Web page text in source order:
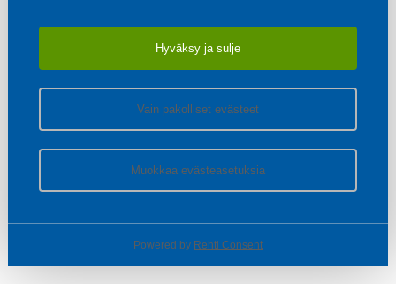
Hyväksy ja sulje
Vain pakolliset evästeet
Muokkaa evästeasetuksia
Powered by Rehti Consent